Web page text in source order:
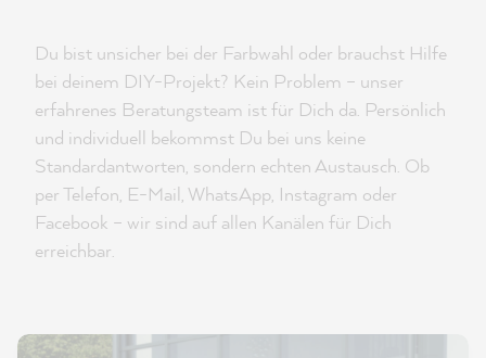
Du bist unsicher bei der Farbwahl oder brauchst Hilfe
bei deinem DIY-Projekt? Kein Problem – unser
erfahrenes Beratungsteam ist für Dich da. Persönlich
und individuell bekommst Du bei uns keine
Standardantworten, sondern echten Austausch. Ob
per Telefon, E-Mail, WhatsApp, Instagram oder
Facebook – wir sind auf allen Kanälen für Dich
erreichbar.